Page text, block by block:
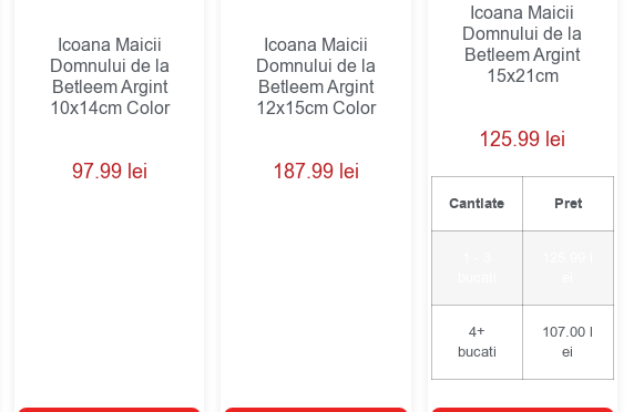
Icoana Maicii
Domnului de la
Betleem Argint
10x14cm Color
97.99 lei
Icoana Maicii
Domnului de la
Betleem Argint
12x15cm Color
187.99 lei
Icoana Maicii
Domnului de la
Betleem Argint
15x21cm
125.99 lei
Cantiate Pret
4+
bucati
107.00l
ei